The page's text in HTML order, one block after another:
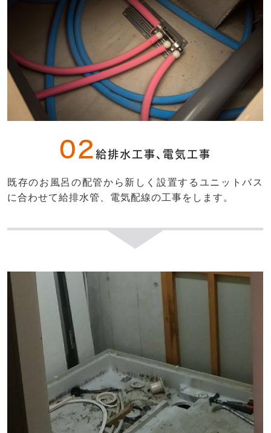
02 給排水工事、電気工事
既存のお風呂の配管から新しく設置するユニットバス
に合わせて給排水管、電気配線の工事をします。